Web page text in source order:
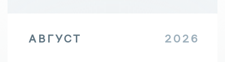
АВГУСТ 2026